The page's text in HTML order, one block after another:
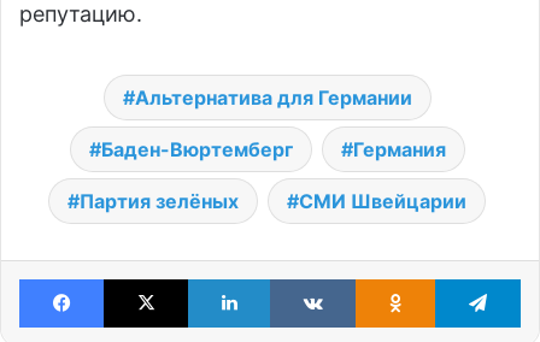
репутацию.
Альтернатива для Германии
Баден-Вюртемберг Германия
Партия зелёных СМИ Швейцарии
Facebook X LinkedIn VKontakteOdnoklassniki